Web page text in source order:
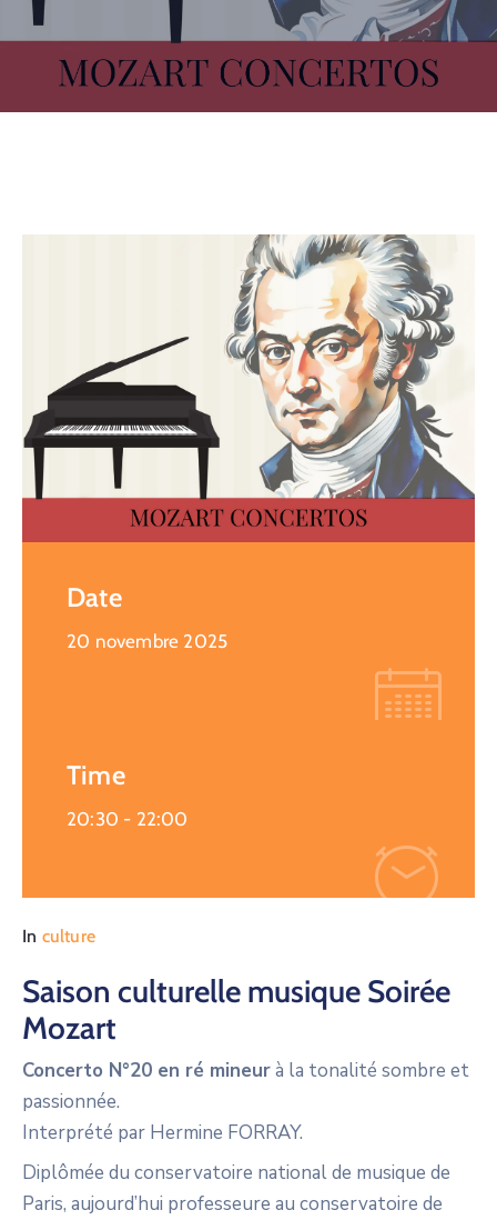
SPORTS
Date
20 novembre 2025
Time
20:30 - 22:00
In culture
Saison culturelle musique Soirée
Mozart
Concerto N°20 en ré mineurà la tonalité sombre et
passionnée.
Interprété par Hermine FORRAY.
Diplômée du conservatoire national de musique de
Paris, aujourd’hui professeure au conservatoire de